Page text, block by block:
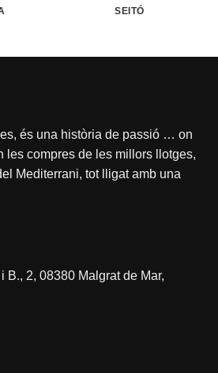
SEITÓ
és una història de passió … on
les compres de les millors llotges,
Mediterrani, tot lligat amb una
B., 2, 08380 Malgrat de Mar,